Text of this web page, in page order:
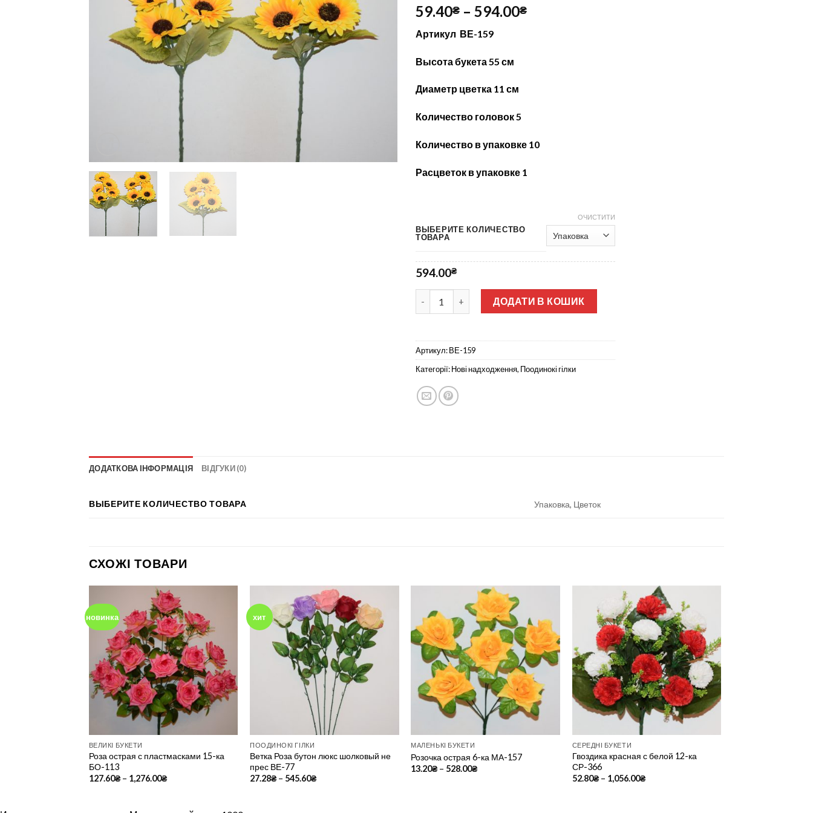
59.40₴ – 594.00₴
Артикул ВЕ-159
Высота букета 55 см
Диаметр цветка 11 см
Количество головок 5
Количество в упаковке 10
Расцветок в упаковке 1
ВЫБЕРИТЕ КОЛИЧЕСТВО
ТОВАРА
ОЧИСТИТИ
594.00₴
Ветка Подсолнух 5-ка не прес ВЕ-159 кількість
ДОДАТИ В КОШИК
Артикул:ВЕ-159
Категорії:Нові надходження, Поодинокі гілки
ДОДАТКОВА ІНФОРМАЦІЯ ВІДГУКИ (0)
ВЫБЕРИТЕ КОЛИЧЕСТВО ТОВАРА Упаковка, Цветок
СХОЖІ ТОВАРИ
новинка
Add to
Wishlist
ВЕЛИКІ БУКЕТИ
Роза острая с пластмасками 15-ка
БО-113
127.60₴– 1,276.00₴
хит
Add to
Wishlist
ПООДИНОКІ ГІЛКИ
Ветка Роза бутон люкс шолковый не
прес ВЕ-77
27.28₴ – 545.60₴
Add to
Wishlist
МАЛЕНЬКІ БУКЕТИ
Розочка острая 6-ка МА-157
13.20₴ – 528.00₴
Add to
Wishlist
СЕРЕДНІ БУКЕТИ
Гвоздика красная с белой 12-ка
СР-366
52.80₴– 1,056.00₴